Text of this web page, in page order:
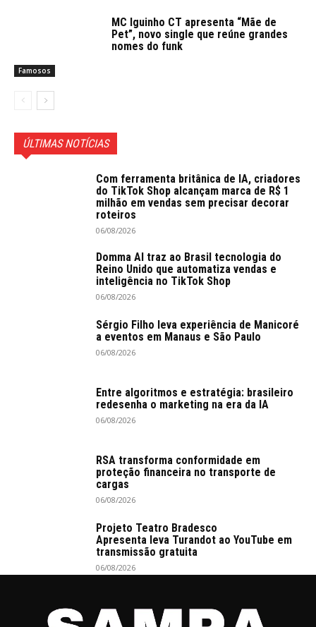
Famosos
MC Iguinho CT apresenta “Mãe de
Pet”, novo single que reúne grandes
nomes do funk
ÚLTIMAS NOTÍCIAS
Com ferramenta britânica de IA, criadores
do TikTok Shop alcançam marca de R$ 1
milhão em vendas sem precisar decorar
roteiros
06/08/2026
Domma AI traz ao Brasil tecnologia do
Reino Unido que automatiza vendas e
inteligência no TikTok Shop
06/08/2026
Sérgio Filho leva experiência de Manicoré
a eventos em Manaus e São Paulo
06/08/2026
Entre algoritmos e estratégia: brasileiro
redesenha o marketing na era da IA
06/08/2026
RSA transforma conformidade em
proteção financeira no transporte de
cargas
06/08/2026
Projeto Teatro Bradesco
Apresenta leva Turandot ao YouTube em
transmissão gratuita
06/08/2026